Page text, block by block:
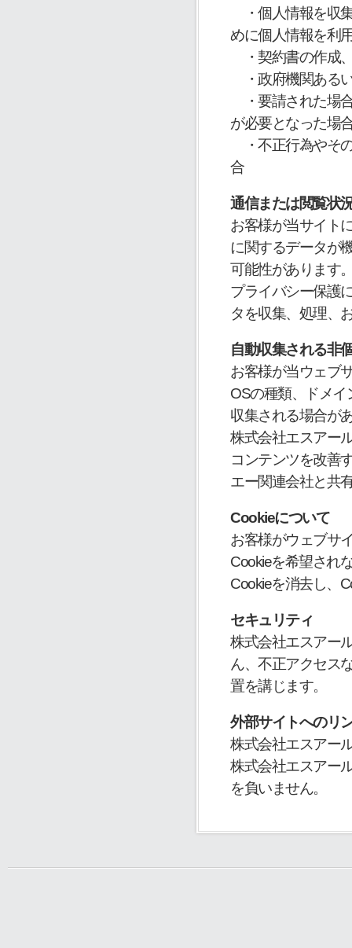
・個人情報を収
めに個人情報を利
・契約書の作成
・政府機関ある
・要請された場
が必要となった場
・不正行為やそ
合
通信または閲覧状
お客様が当サイト
に関するデータが
可能性があります
プライバシー保護
タを収集、処理、
自動収集される非
お客様が当ウェブ
OSの種類、ドメ
収集される場合が
株式会社エスアー
コンテンツを改善
エー関連会社と共
Cookieについて
お客様がウェブサ
Cookieを希望され
Cookieを消去し、
セキュリティ
株式会社エスアー
ん、不正アクセス
置を講じます。
外部サイトへのリ
株式会社エスアー
株式会社エスアー
を負いません。